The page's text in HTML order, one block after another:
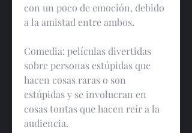
con un poco de emoción, debido
a la amistad entre ambos.
Comedia: películas divertidas
sobre personas estúpidas que
hacen cosas raras o son
estúpidas y se involucran en
cosas tontas que hacen reír a la
audiencia.